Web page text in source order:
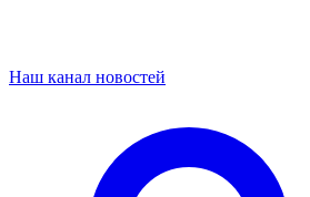
Наш канал новостей